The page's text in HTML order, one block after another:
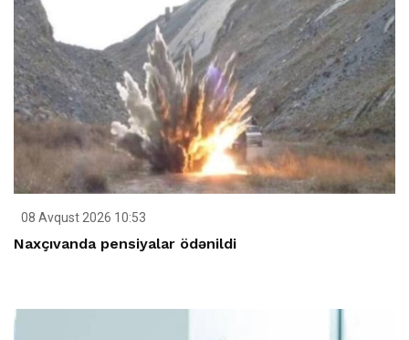
08 Avqust 2026 10:53
Naxçıvanda pensiyalar ödənildi